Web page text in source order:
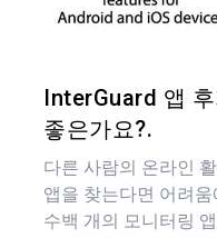
InterGuard 앱
좋은가요?.
다른 사람의 온라인
앱을 찾는다면 어려
수백 개의 모니터링